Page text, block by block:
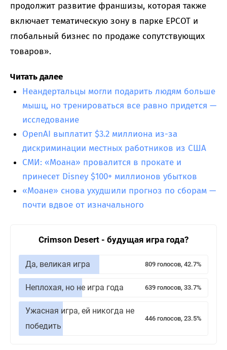
продолжит развитие франшизы, которая также
включает тематическую зону в парке EPCOT и
глобальный бизнес по продаже сопутствующих
товаров».
Читать далее
Неандертальцы могли подарить людям больше
мышц, но тренироваться все равно придется —
исследование
OpenAI выплатит $3.2 миллиона из-за
дискриминации местных работников из США
СМИ: «Моана» провалится в прокате и
принесет Disney $100+ миллионов убытков
«Моане» снова ухудшили прогноз по сборам —
почти вдвое от изначального
Crimson Desert - будущая игра года?
Да, великая игра 809 голосов, 42.7%
Неплохая, но не игра года 639 голосов, 33.7%
Ужасная игра, ей никогда не
победить
446 голосов, 23.5%